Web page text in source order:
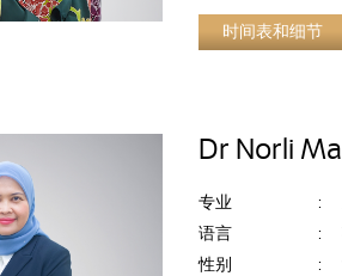
时间表和细节
Dr Norli
专业 :
语言
:
性别
: